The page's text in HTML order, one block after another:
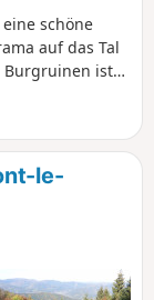
schöne
auf das Tal
Burgruinen ist
le-